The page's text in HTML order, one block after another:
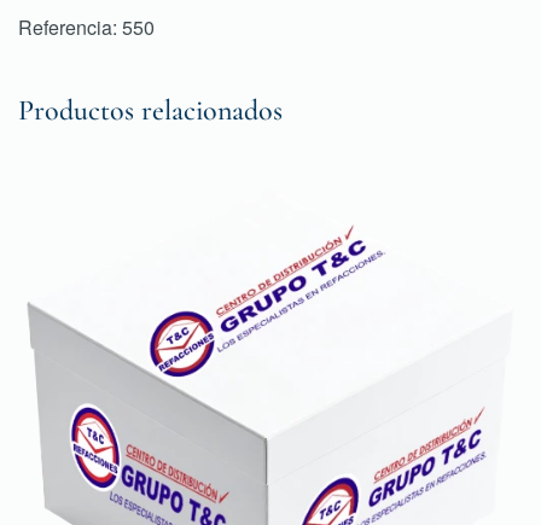
Referencia: 550
Productos relacionados